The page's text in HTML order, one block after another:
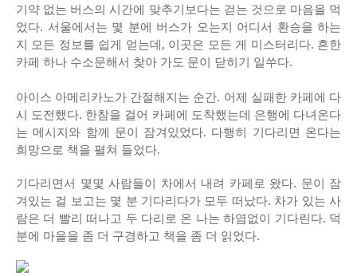
기약 없는 버스의 시간에 맞추기보다는 걷는 것으로 마음을 먹
었다. 서울에서는 몇 분에 버스가 오는지 어디서 환승을 하는
지 모든 정보를 쉽게 얻는데, 이곳은 모든 게 미스터리다. 흔한
카페 하나 수소문해서 찾아 가도 문이 닫히기 일쑤다.
아이스 아메리카노가 간절해지는 순간. 어제 실패한 카페에 다
시 도전했다. 한참을 걸어 카페에 도착했는데 은행에 다녀온다
는 메시지와 함께 문이 잠겨있었다. 다행히 기다리면 온다는
희망으로 책을 펼쳐 들었다.
기다리면서 몇몇 사람들이 차에서 내려 카페로 왔다. 문이 잠
겨있는 걸 보고는 몇 분 기다리다가 모두 떠났다. 차가 있는 사
람은 더 빨리 떠나고 두 다리로 온 나는 하염없이 기다린다. 덕
분에 마을을 좀 더 구경하고 책을 좀 더 읽었다.